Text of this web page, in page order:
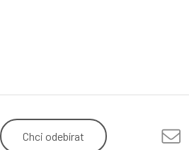
Chci odebírat